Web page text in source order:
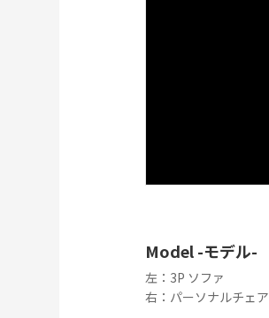
Model -モデル-
左：3P ソファ
右：パーソナルチェア